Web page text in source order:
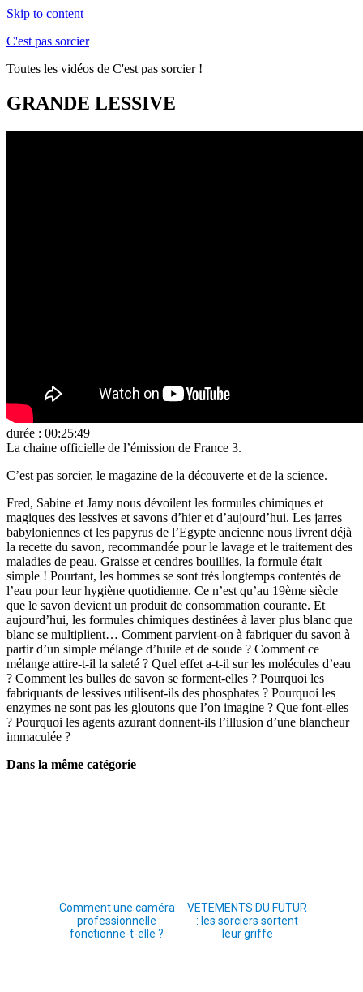
Skip to content
C'est pas sorcier
Toutes les vidéos de C'est pas sorcier !
GRANDE LESSIVE
durée : 00:25:49
La chaine officielle de l’émission de France 3.
C’est pas sorcier, le magazine de la découverte et de la science.
Fred, Sabine et Jamy nous dévoilent les formules chimiques et
magiques des lessives et savons d’hier et d’aujourd’hui. Les jarres
babyloniennes et les papyrus de l’Egypte ancienne nous livrent déjà
la recette du savon, recommandée pour le lavage et le traitement des
maladies de peau. Graisse et cendres bouillies, la formule était
simple ! Pourtant, les hommes se sont très longtemps contentés de
l’eau pour leur hygiène quotidienne. Ce n’est qu’au 19ème siècle
que le savon devient un produit de consommation courante. Et
aujourd’hui, les formules chimiques destinées à laver plus blanc que
blanc se multiplient… Comment parvient-on à fabriquer du savon à
partir d’un simple mélange d’huile et de soude ? Comment ce
mélange attire-t-il la saleté ? Quel effet a-t-il sur les molécules d’eau
? Comment les bulles de savon se forment-elles ? Pourquoi les
fabriquants de lessives utilisent-ils des phosphates ? Pourquoi les
enzymes ne sont pas les gloutons que l’on imagine ? Que font-elles
? Pourquoi les agents azurant donnent-ils l’illusion d’une blancheur
immaculée ?
Dans la même catégorie
Comment une caméra
professionnelle
fonctionne-t-elle ?
VETEMENTS DU FUTUR
: les sorciers sortent
leur griffe